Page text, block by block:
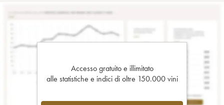
Accesso gratuito e illimitato
alle statistiche e indici di oltre 150.000 vini